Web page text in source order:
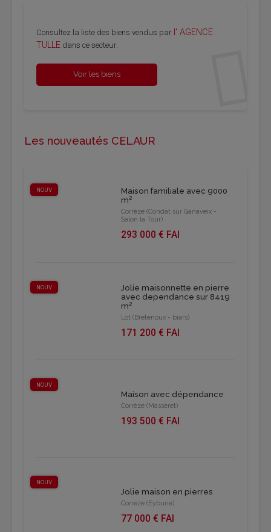
Consultez la liste des biens vendus par l' AGENCE
TULLE dans ce secteur.
Voir les biens
Les nouveautés CELAUR
NOUV
Maison familiale avec 9000
m²
Corrèze (Condat sur Ganaveix -
Salon la Tour)
293 000 € FAI
NOUV
Jolie maisonnette en pierre
avec dependance sur 8419
m²
Lot (Bretenoux - biars)
171 200 € FAI
NOUV
Maison avec dépendance
Corrèze (Masseret)
193 500 € FAI
NOUV
Jolie maison en pierres
Corrèze (Eyburie)
77 000 € FAI